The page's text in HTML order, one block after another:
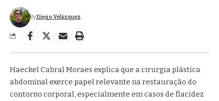
ByDiego Velázquez
Haeckel Cabral Moraes explica que a cirurgia plástica
abdominal exerce papel relevante na restauração do
contorno corporal, especialmente em casos de flacidez